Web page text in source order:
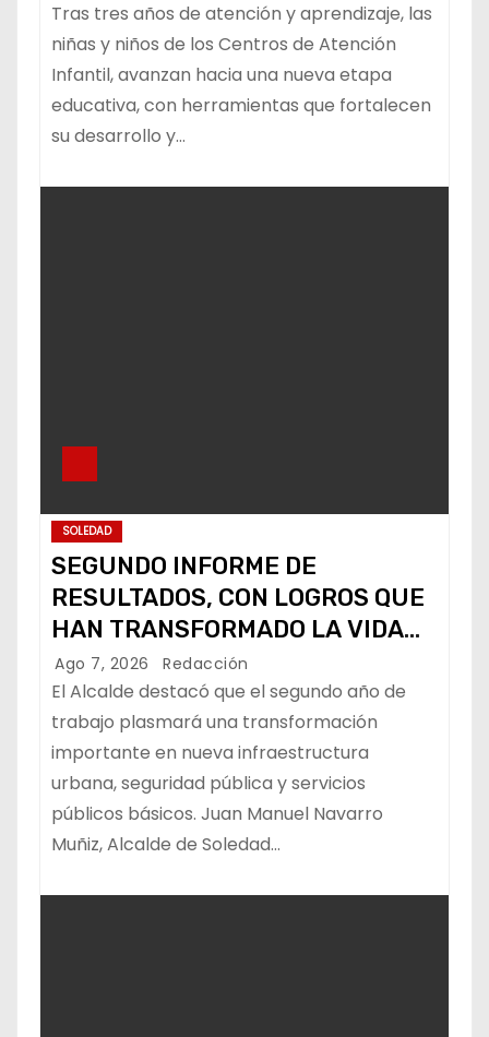
Tras tres años de atención y aprendizaje, las
niñas y niños de los Centros de Atención
Infantil, avanzan hacia una nueva etapa
educativa, con herramientas que fortalecen
su desarrollo y…
SOLEDAD
SEGUNDO INFORME DE
RESULTADOS, CON LOGROS QUE
HAN TRANSFORMADO LA VIDA
DE LOS SOLEDENSES: JUAN
MANUEL NAVARRO
Ago 7, 2026 Redacción
El Alcalde destacó que el segundo año de
trabajo plasmará una transformación
importante en nueva infraestructura
urbana, seguridad pública y servicios
públicos básicos. Juan Manuel Navarro
Muñiz, Alcalde de Soledad…